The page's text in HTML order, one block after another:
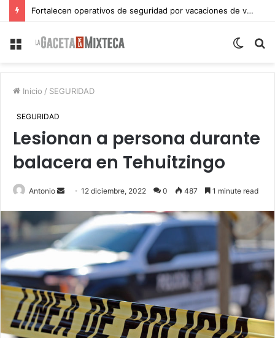
Fortalecen operativos de seguridad por vacaciones de verano en Atlixco
Menu
Switch
Inicio / SEGURIDAD
SEGURIDAD
Lesionan a persona durante
balacera en Tehuitzingo
Antonio
Send12 diciembre, 2022 0 487 1 minute read